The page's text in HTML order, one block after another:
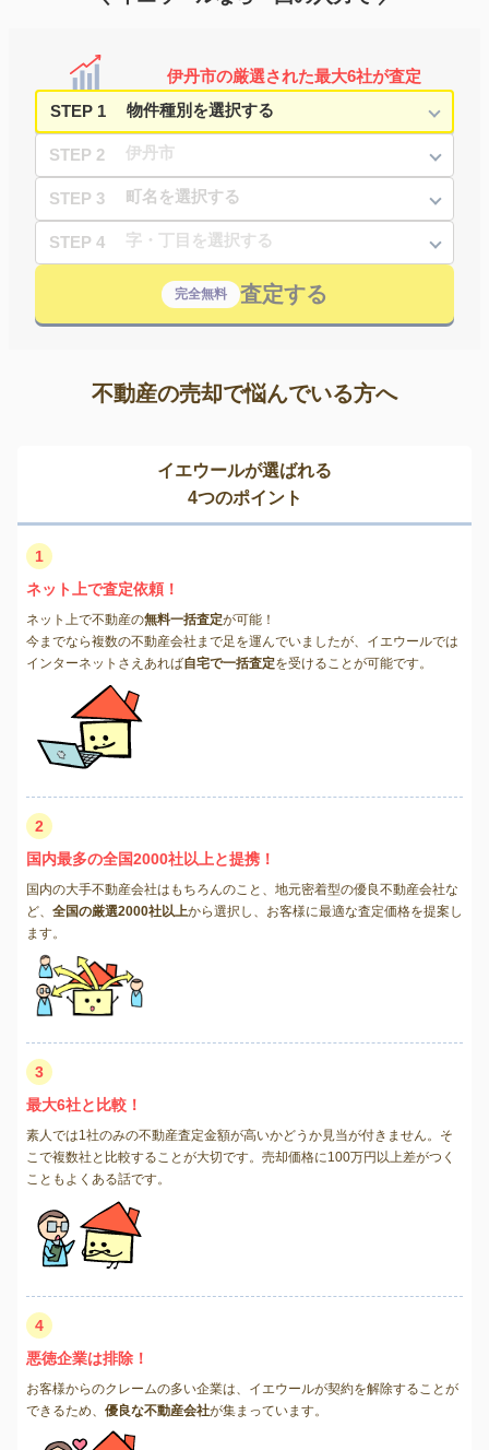
伊丹市の厳選された最大6社が査定
STEP 1
STEP 2
STEP 3
STEP 4
完全無料 査定する
不動産の売却で悩んでいる方へ
イエウールが選ばれる
4つのポイント
1
ネット上で査定依頼！
ネット上で不動産の無料一括査定が可能！
今までなら複数の不動産会社まで足を運んでいましたが、イエウールでは
インターネットさえあれば自宅で一括査定を受けることが可能です。
2
国内最多の全国2000社以上と提携！
国内の大手不動産会社はもちろんのこと、地元密着型の優良不動産会社な
ど、 全国の厳選2000社以上から選択し、お客様に最適な査定価格を提案し
ます。
3
最大6社と比較！
素人では1社のみの不動産査定金額が高いかどうか見当が付きません。そ
こで複数社と比較することが大切です。売却価格に100万円以上差がつく
こともよくある話です。
4
悪徳企業は排除！
お客様からのクレームの多い企業は、イエウールが契約を解除することが
できるため、 優良な不動産会社が集まっています。